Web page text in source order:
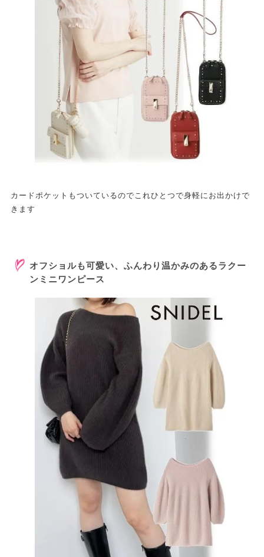
カードポケットもついているのでこれひとつで身軽にお出かけで
きます
オフショルも可愛い、ふんわり温かみのあるラクー
ンミニワンピース